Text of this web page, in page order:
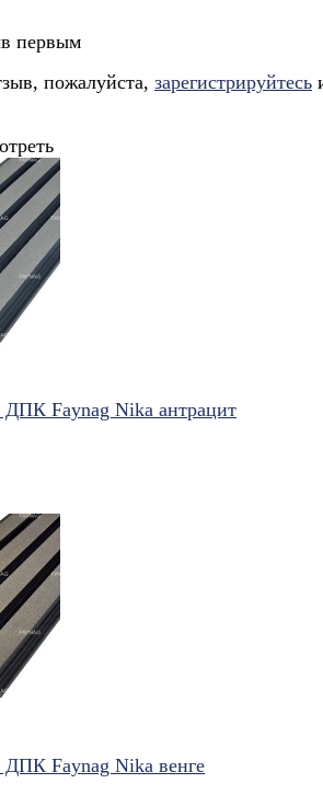
первым
пожалуйста, зарегистрируйтесь
ДПК Faynag Nika антрацит
ДПК Faynag Nika венге